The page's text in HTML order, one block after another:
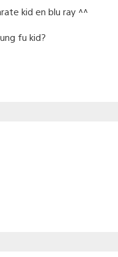
kid en blu ray ^^
fu kid?